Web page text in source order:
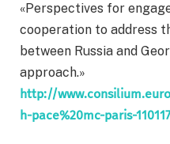
«Perspectives for
cooperation to address
between Russia and
approach.»
http://
h-pace%20mc-paris-